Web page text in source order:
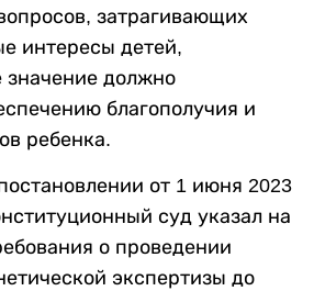
затрагивающих
интересы детей,
значение должно
благополучия и
ребенка.
от 1 июня 2023
суд указал на
о проведении
экспертизы до